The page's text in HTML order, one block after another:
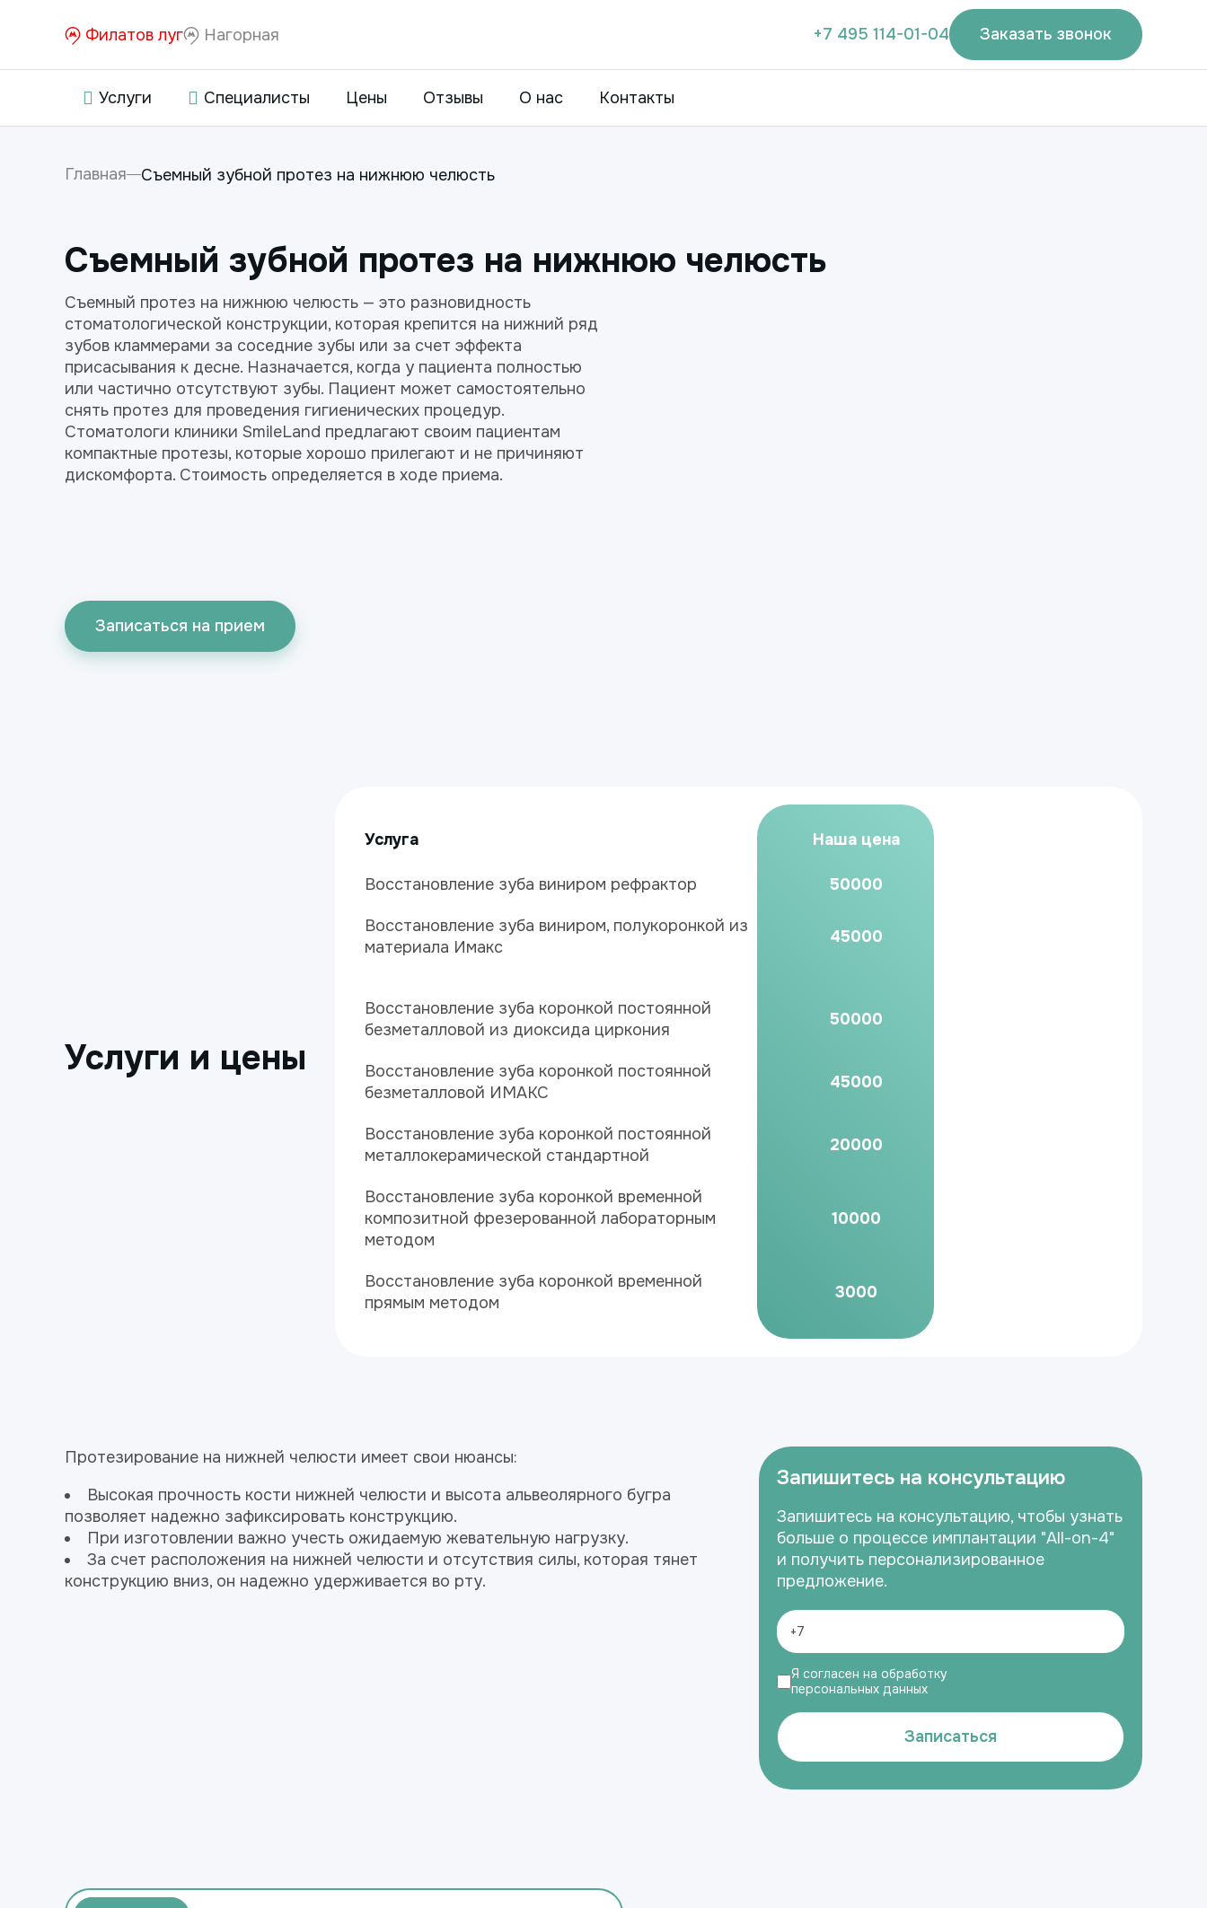
Филатов луг Нагорная +7 495 114-01-04 Заказать звонок
Услуги Специалисты Цены Отзывы О нас Контакты
Главная Съемный зубной протез на нижнюю челюсть
Съемный зубной протез на нижнюю челюсть
Съемный протез на нижнюю челюсть — это разновидность
стоматологической конструкции, которая крепится на нижний ряд
зубов кламмерами за соседние зубы или за счет эффекта
присасывания к десне. Назначается, когда у пациента полностью
или частично отсутствуют зубы. Пациент может самостоятельно
снять протез для проведения гигиенических процедур.
Стоматологи клиники SmileLand предлагают своим пациентам
компактные протезы, которые хорошо прилегают и не причиняют
дискомфорта. Стоимость определяется в ходе приема.
Записаться на прием
Услуги и цены
Услуга Наша цена
Восстановление зуба виниром рефрактор 50000
Восстановление зуба виниром, полукоронкой из
материала Имакс
45000
Восстановление зуба коронкой постоянной
безметалловой из диоксида циркония
50000
Восстановление зуба коронкой постоянной
безметалловой ИМАКС
45000
Восстановление зуба коронкой постоянной
металлокерамической стандартной
20000
Восстановление зуба коронкой временной
композитной фрезерованной лабораторным
методом
10000
Восстановление зуба коронкой временной
прямым методом
3000
Протезирование на нижней челюсти имеет свои нюансы:
Высокая прочность кости нижней челюсти и высота альвеолярного бугра
позволяет надежно зафиксировать конструкцию.
При изготовлении важно учесть ожидаемую жевательную нагрузку.
За счет расположения на нижней челюсти и отсутствия силы, которая тянет
конструкцию вниз, он надежно удерживается во рту.
Запишитесь на консультацию
Запишитесь на консультацию, чтобы узнать
больше о процессе имплантации "All-on-4"
и получить персонализированное
предложение.
Я согласен на обработку
персональных данных
Записаться